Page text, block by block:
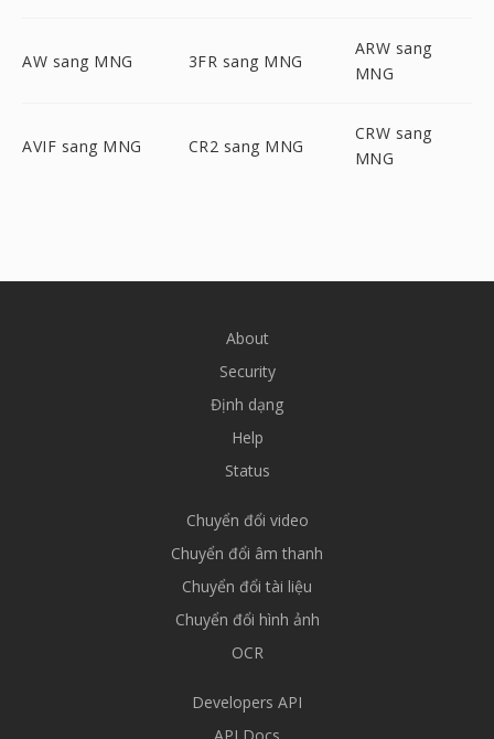
AW sang MNG 3FR sang MNG
ARW sang
MNG
AVIF sang MNG CR2 sang MNG
CRW sang
MNG
About
Security
Định dạng
Help
Status
Chuyển đổi video
Chuyển đổi âm thanh
Chuyển đổi tài liệu
Chuyển đổi hình ảnh
OCR
Developers API